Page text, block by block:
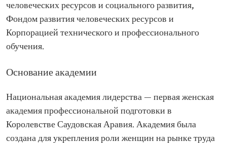
человеческих ресурсов и социального развития,
Фондом развития человеческих ресурсов и
Корпорацией технического и профессионального
обучения.
Основание академии
Национальная академия лидерства — первая женская
академия профессиональной подготовки в
Королевстве Саудовская Аравия. Академия была
создана для укрепления роли женщин на рынке труда